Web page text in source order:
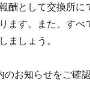
酬として交換所
ます。また、す
ましょう。
お知らせをご確認